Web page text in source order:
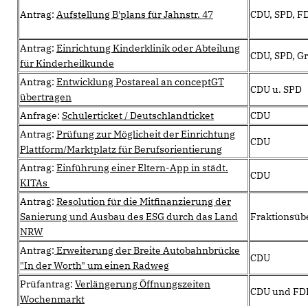
Antrag: Aufstellung B'plans für Jahnstr. 47 CDU, SPD,
Antrag: Einrichtung Kinderklinik oder Abteilung
für Kinderheilkunde
CDU, SPD,
Antrag: Entwicklung Postareal an conceptGT
übertragen
CDU u. SPD
Anfrage: Schülerticket / Deutschlandticket
CDU
Antrag: Prüfung zur Möglicheit der Einrichtung
Plattform/Marktplatz für Berufsorientierung
CDU
Antrag: Einführung einer Eltern-App in städt.
KITAs
CDU
Antrag: Resolution für die Mitfinanzierung der
Sanierung und Ausbau des ESG durch das Land
NRW
Antrag: Erweiterung der Breite Autobahnbrücke
"In der Worth" um einen Radweg
CDU
Prüfantrag: Verlängerung Öffnungszeiten
Wochenmarkt
CDU und